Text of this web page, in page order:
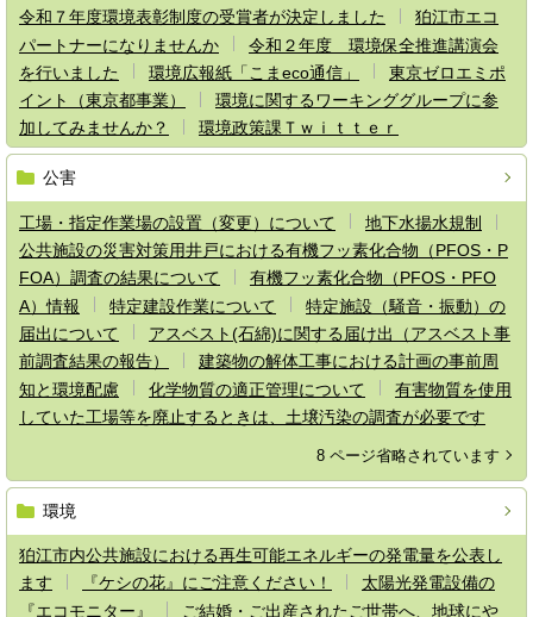
令和７年度環境表彰制度の受賞者が決定しました
狛江市エコ
パートナーになりませんか
令和２年度 環境保全推進講演会
を行いました
環境広報紙「こまeco通信」
東京ゼロエミポ
イント（東京都事業）
環境に関するワーキンググループに参
加してみませんか？
環境政策課Ｔｗｉｔｔｅｒ
公害
工場・指定作業場の設置（変更）について
地下水揚水規制
公共施設の災害対策用井戸における有機フッ素化合物（PFOS・P
FOA）調査の結果について
有機フッ素化合物（PFOS・PFO
A）情報
特定建設作業について
特定施設（騒音・振動）の
届出について
アスベスト(石綿)に関する届け出（アスベスト事
前調査結果の報告）
建築物の解体工事における計画の事前周
知と環境配慮
化学物質の適正管理について
有害物質を使用
していた工場等を廃止するときは、土壌汚染の調査が必要です
8 ページ省略されています
環境
狛江市内公共施設における再生可能エネルギーの発電量を公表し
ます
『ケシの花』にご注意ください！
太陽光発電設備の
『エコモニター』
ご結婚・ご出産されたご世帯へ、地球にや